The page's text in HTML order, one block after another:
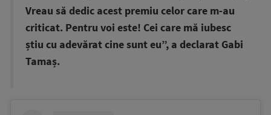
Vreau să dedic acest premiu celor care m-au
criticat. Pentru voi este! Cei care mă iubesc
știu cu adevărat cine sunt eu”, a declarat Gabi
Tamaș.